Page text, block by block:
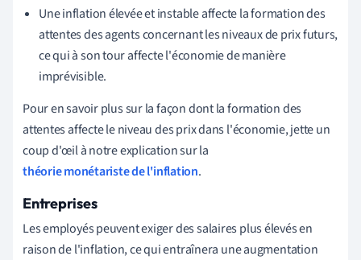
Une inflation élevée et instable affecte la formation des
attentes des agents concernant les niveaux de prix futurs,
ce qui à son tour affecte l'économie de manière
imprévisible.
Pour en savoir plus sur la façon dont la formation des
attentes affecte le niveau des prix dans l'économie, jette un
coup d'œil à notre explication sur la
théorie monétariste de l'inflation.
Entreprises
Les employés peuvent exiger des salaires plus élevés en
raison de l'inflation, ce qui entraînera une augmentation